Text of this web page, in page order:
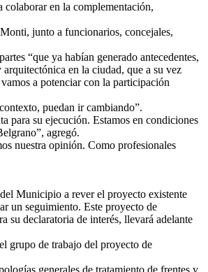
en la complementación,
junto a funcionarios, concejales,
“que ya habían generado antecedentes,
en la ciudad, que a su vez
a potenciar con la participación
puedan ir cambiando”.
para su ejecución. Estamos en condiciones
agregó.
nuestra opinión. Como profesionales
Municipio a rever el proyecto existente
un seguimiento. Este proyecto de
su declaratoria de interés, llevará adelante
grupo de trabajo del proyecto de